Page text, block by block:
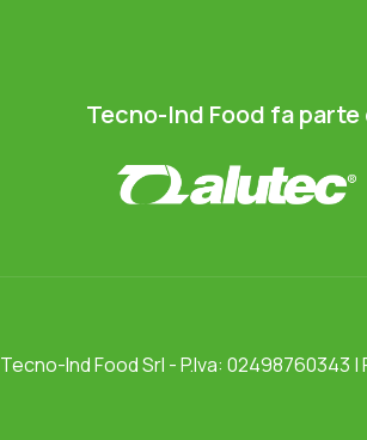
Tecno-Ind Food fa parte
Tecno-Ind Food Srl - P.Iva: 02498760343 |